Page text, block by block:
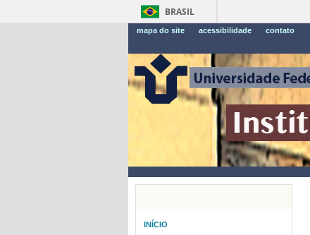
BRASIL
mapa do site acessibilidade contato
INÍCIO